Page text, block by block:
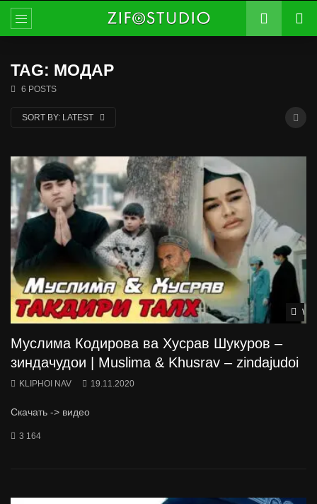
TAG: МОДАР
6 POSTS
SORT BY: LATEST
Муслима Кодирова ва Хусрав Шукуров –
зиндачудои | Muslima & Khusrav – zindajudoi
KLIPHOI NAV 19.11.2020
Скачать -> видео
3 164